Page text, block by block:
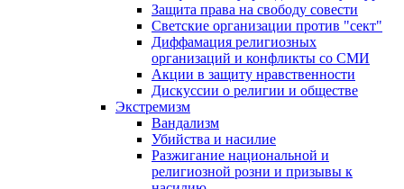
Защита права на свободу совести
Светские организации против "сект"
Диффамация религиозных
организаций и конфликты со СМИ
Акции в защиту нравственности
Дискуссии о религии и обществе
Экстремизм
Вандализм
Убийства и насилие
Разжигание национальной и
религиозной розни и призывы к